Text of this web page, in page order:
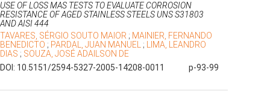
USE OF LOSS MAS TESTS TO EVALUATE CORROSION
RESISTANCE OF AGED STAINLESS STEELS UNS S31803
AND AISI 444
TAVARES, SÉRGIO SOUTO MAIOR ; MAINIER, FERNANDO
BENEDICTO ; PARDAL, JUAN MANUEL ; LIMA, LEANDRO
DIAS ; SOUZA, JOSÉ ADAILSON DE
DOI: 10.5151/2594-5327-2005-14208-0011
p-93-99